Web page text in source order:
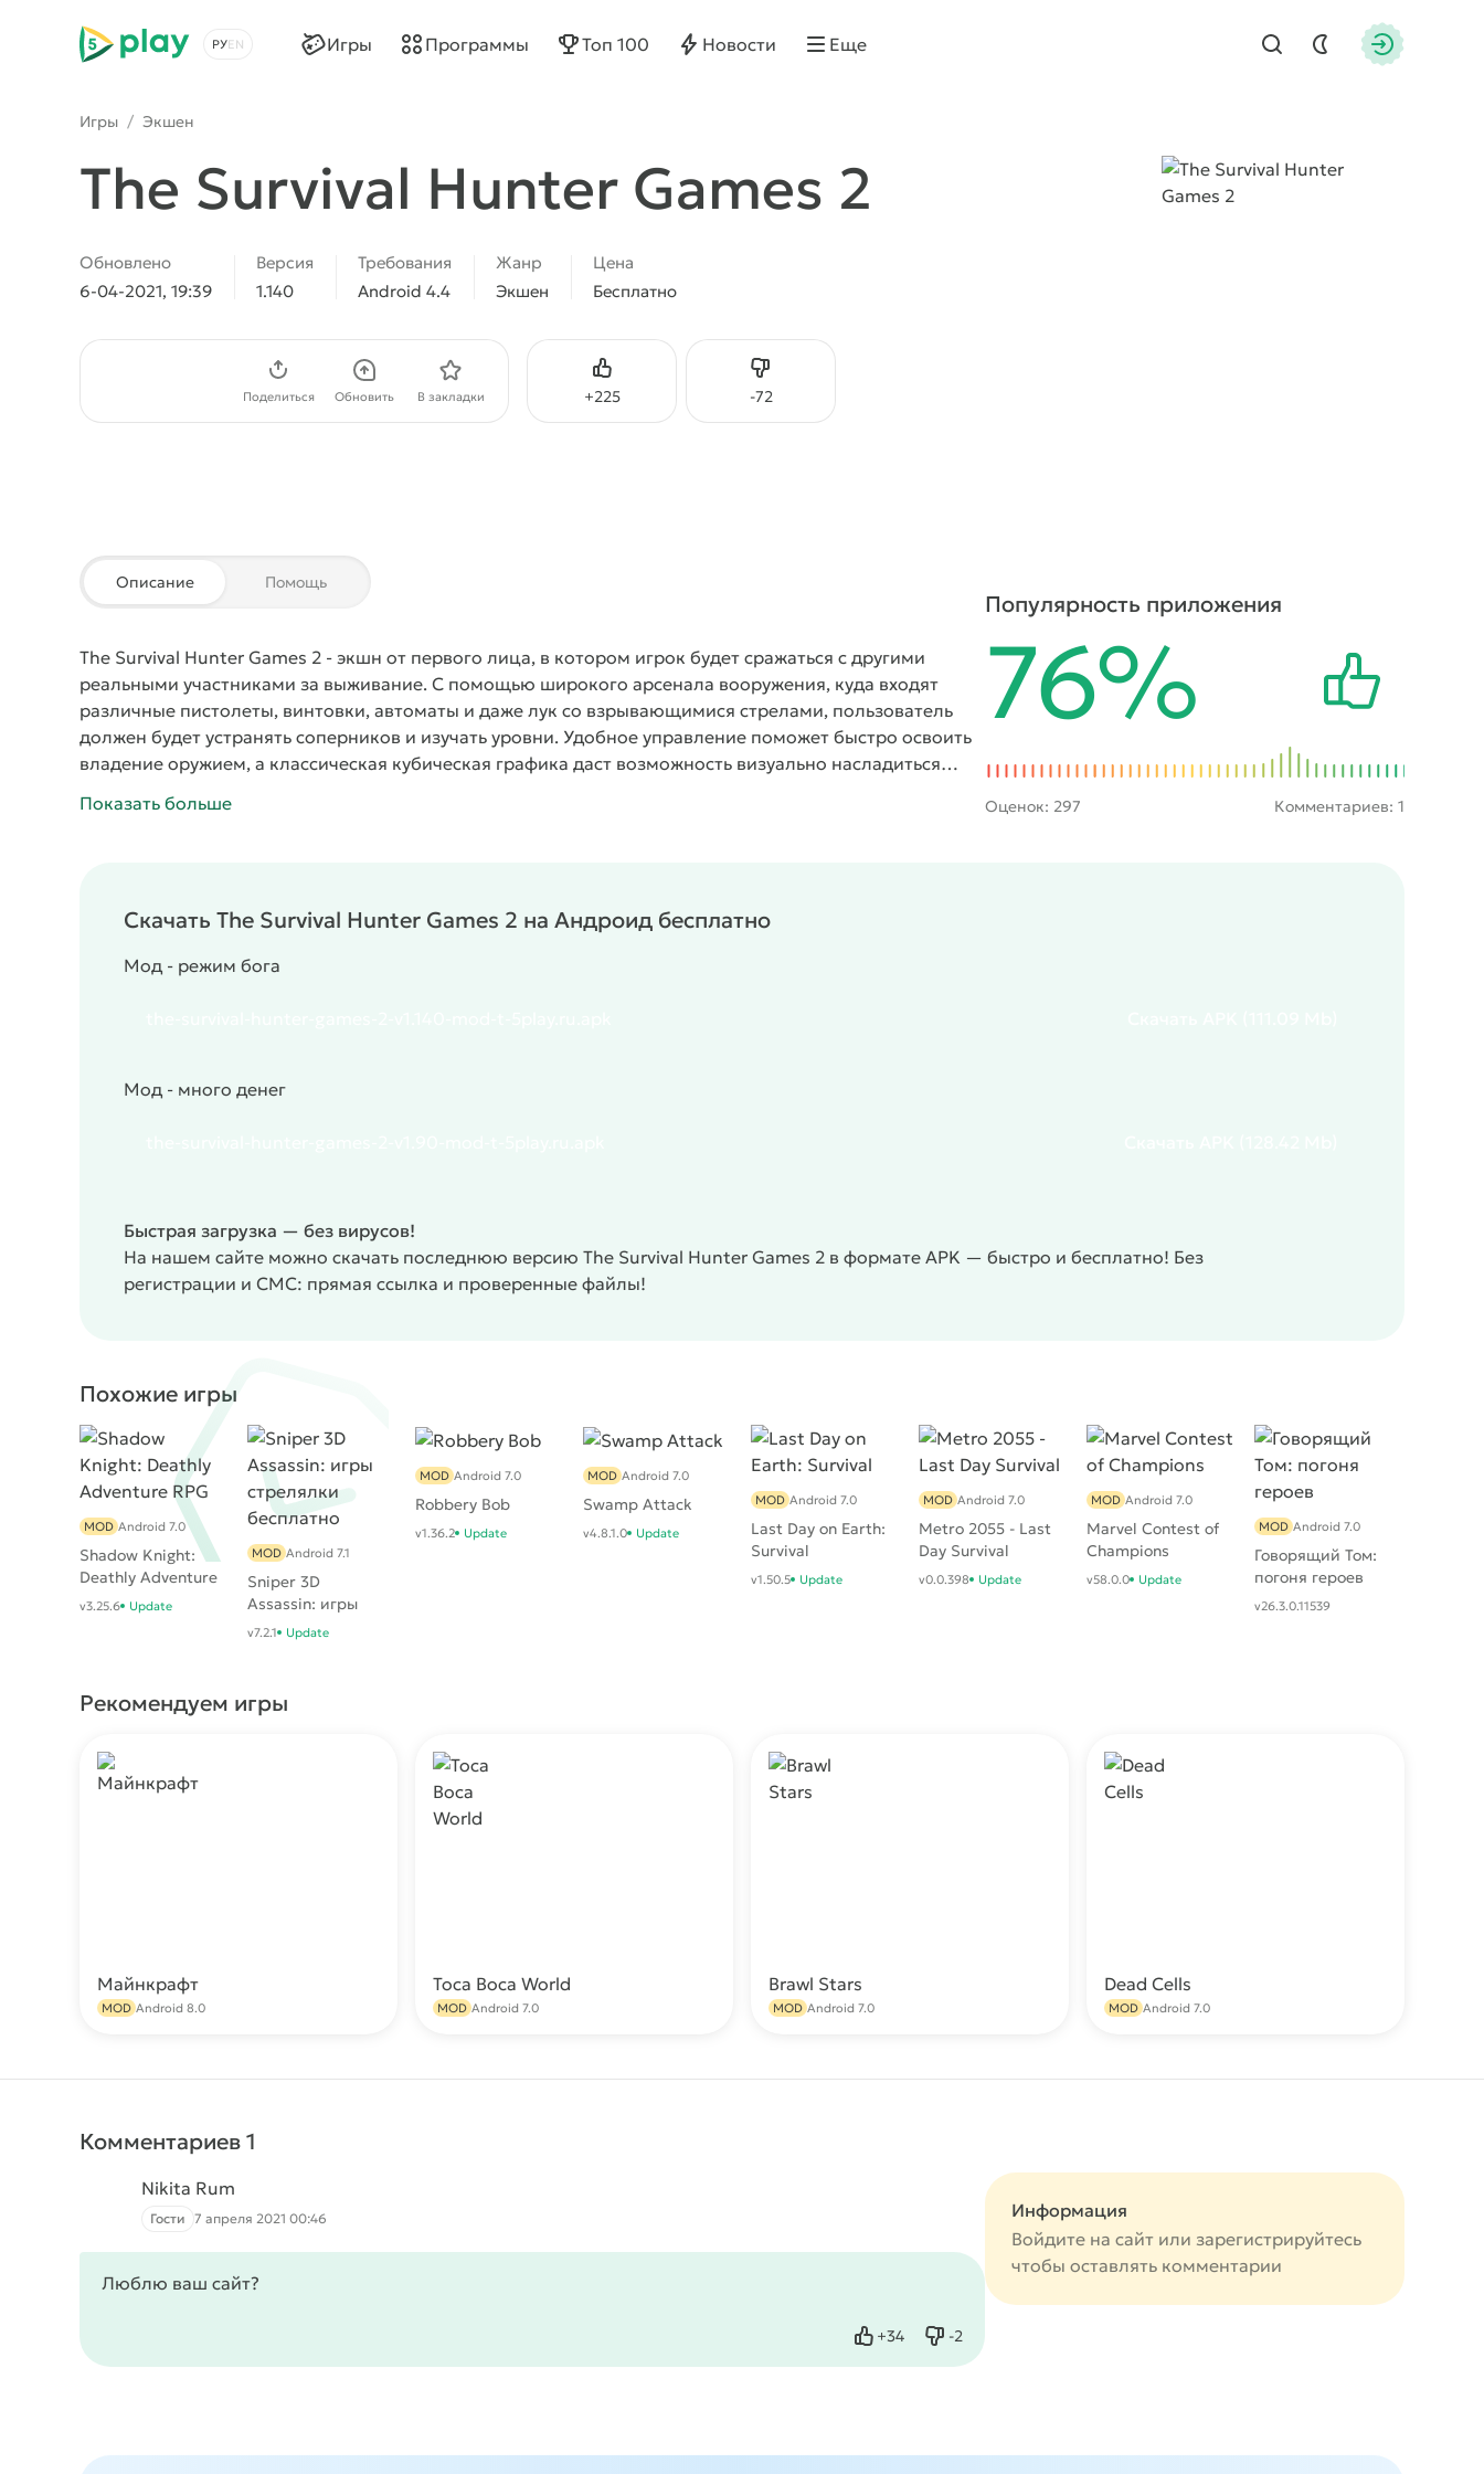
5play
Выбрать язык
Найти
Игры Программы Топ 100 Новости Еще
Игры / Экшен
The Survival Hunter Games 2
Обновлено
6-04-2021, 19:39
Версия
1.140
Требования
Android 4.4
Жанр
Экшен
Цена
Бесплатно
+225
Нравится -72
Не нравится
Поделиться Обновить В закладки
Описание Помощь
The Survival Hunter Games 2 - экшн от первого лица, в котором игрок будет сражаться с другими
реальными участниками за выживание. С помощью широкого арсенала вооружения, куда входят
различные пистолеты, винтовки, автоматы и даже лук со взрывающимися стрелами, пользователь
должен будет устранять соперников и изучать уровни. Удобное управление поможет быстро освоить
владение оружием, а классическая кубическая графика даст возможность визуально насладиться
Показать больше
Популярность приложения
76%
Оценок: 297 Комментариев: 1
Скачать The Survival Hunter Games 2 на Андроид бесплатно
Мод - режим бога
Мод - много денег
Быстрая загрузка — без вирусов!
На нашем сайте можно скачать последнюю версию The Survival Hunter Games 2 в формате APK — быстро и бесплатно! Без
регистрации и СМС: прямая ссылка и проверенные файлы!
Похожие игры
Shadow Knight:
Deathly Adventure
RPG
MOD Android 7.0
v3.25.6 Update
Sniper 3D
Assassin: игры
стрелялки
MOD Android 7.1
v7.2.1 Update
Robbery Bob
MOD Android 7.0
v1.36.2 Update
Swamp Attack
MOD Android 7.0
v4.8.1.0 Update
Last Day on Earth:
Survival
MOD Android 7.0
v1.50.5 Update
Metro 2055 - Last
Day Survival
MOD Android 7.0
v0.0.398 Update
Marvel Contest of
Champions
MOD Android 7.0
v58.0.0 Update
Говорящий Том:
погоня героев
MOD Android 7.0
v26.3.0.11539
Рекомендуем игры
Майнкрафт
MOD Android 8.0
Toca Boca World
MOD Android 7.0
Brawl Stars
MOD Android 7.0
Dead Cells
MOD Android 7.0
Комментариев 1
Nikita Rum
Гости 7 апреля 2021 00:46
Люблю ваш сайт?
+34
Нравится -2
Не нравится
Информация
Войдите на сайт или зарегистрируйтесь
чтобы оставлять комментарии